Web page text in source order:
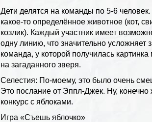
Дети делятся на команды по 5-6
какое-то определённое животное (кот,
козлик). Каждый участник имеет
одну линию, что значительно усложняет
команда, у которой получилась
на загаданного зверя.
Селестия: По-моему, это было очень
Это послание от Эппл-Джек. Ну,
конкурс с яблоками.
Игра «Съешь яблочко»